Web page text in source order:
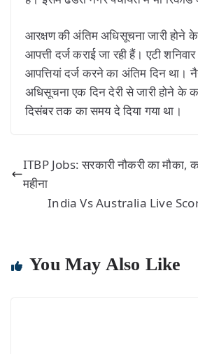
आरक्षण की अंतिम अधिसूचना जारी होने
आपत्ती दर्ज कराई जा रही हैं। एटी
आपत्तियां दर्ज करने का अंतिम दिन था।
अधिसूचना एक दिन देरी से जारी होने के
दिसंबर तक का समय दे दिया गया था।
ITBP Jobs: सरकारी नौकरी का मौका,
महीना
India Vs Australia Live
You May Also Like